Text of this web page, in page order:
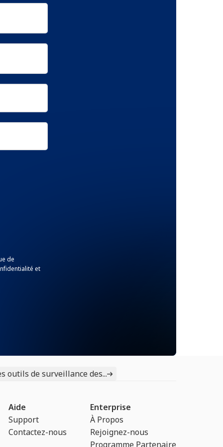
de
et
outils de surveillance des...
Aide
Support
Contactez-nous
Enterprise
À Propos
Rejoignez-nous
Programme Partenaire